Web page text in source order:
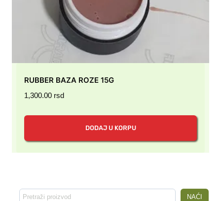
RUBBER BAZA ROZE 15G
1,300.00 rsd
DODAJ U KORPU
NAĆI